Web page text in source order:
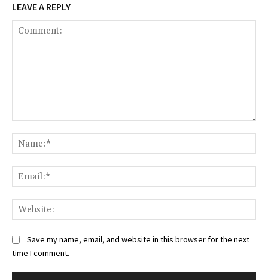
LEAVE A REPLY
Save my name, email, and website in this browser for the next
time I comment.